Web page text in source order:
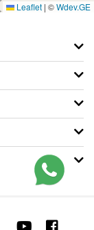
Leaflet | ©Wdev.GE